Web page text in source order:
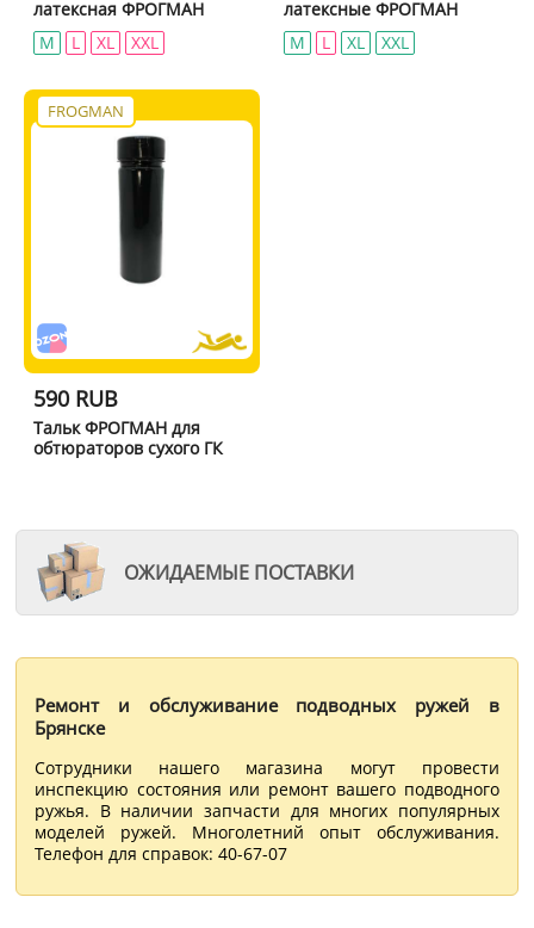
латексная ФРОГМАН
М
L XL XXL
латексные ФРОГМАН
М
L XL XXL
FROGMAN
590 RUB
Тальк ФРОГМАН для
обтюраторов сухого ГК
ОЖИДАЕМЫЕ ПОСТАВКИ
Ремонт и обслуживание подводных ружей в
Брянске
Сотрудники нашего магазина могут провести
инспекцию состояния или ремонт вашего подводного
ружья. В наличии запчасти для многих популярных
моделей ружей. Многолетний опыт обслуживания.
Телефон для справок: 40-67-07